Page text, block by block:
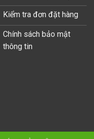
Kiểm tra đơn đặt hàng
Chính sách bảo mật
thông tin